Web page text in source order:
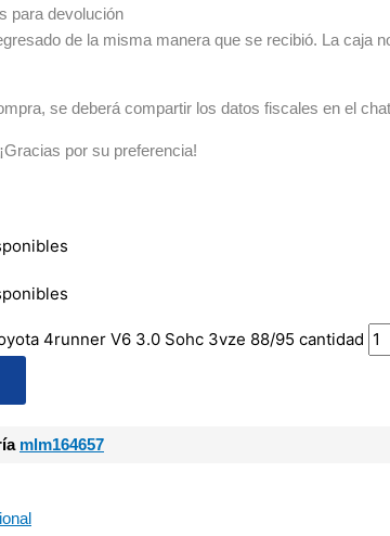
para devolución
de la misma manera que se recibió. La caja
se deberá compartir los datos fiscales en el
por su preferencia!
4runner V6 3.0 Sohc 3vze 88/95 cantidad
mlm164657